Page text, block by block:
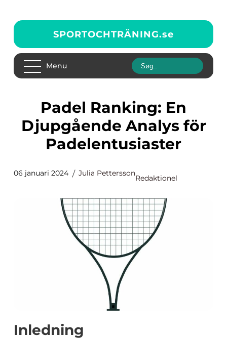
SPORTOCHTRÄNING.se
Menu
Padel Ranking: En
Djupgående Analys för
Padelentusiaster
06 januari 2024 Julia Pettersson
Redaktionel
Inledning